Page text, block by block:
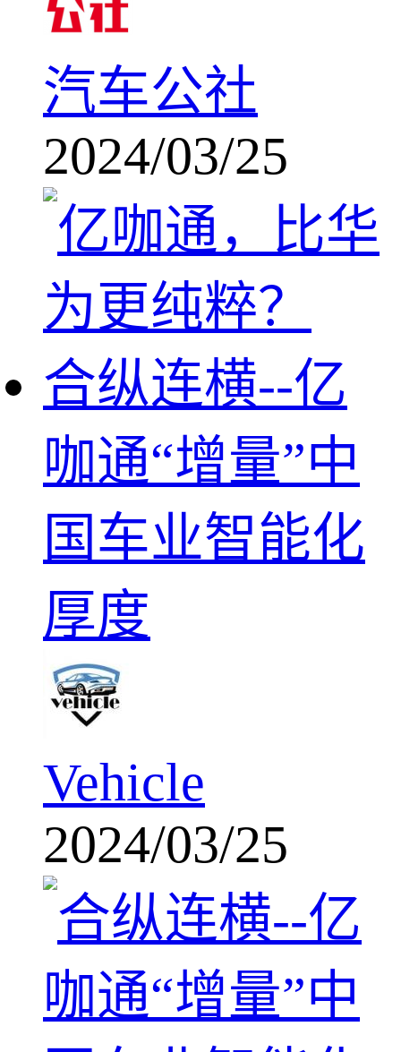
汽车公社
2024/03/25
合纵连横--亿
咖通“增量”中
国车业智能化
厚度
Vehicle
2024/03/25